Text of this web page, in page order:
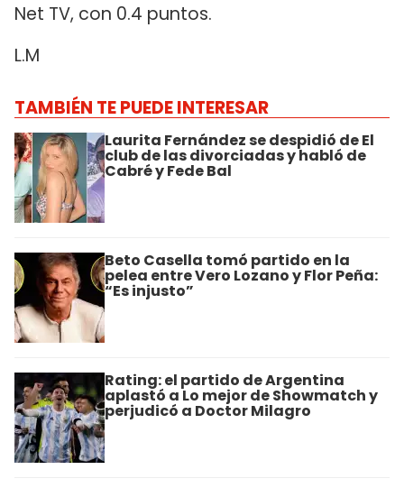
Net TV, con 0.4 puntos.
L.M
TAMBIÉN TE PUEDE INTERESAR
Laurita Fernández se despidió de El
club de las divorciadas y habló de
Cabré y Fede Bal
Beto Casella tomó partido en la
pelea entre Vero Lozano y Flor Peña:
“Es injusto”
Rating: el partido de Argentina
aplastó a Lo mejor de Showmatch y
perjudicó a Doctor Milagro